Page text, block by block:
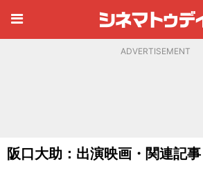
ADVERTISEMENT
阪口大助：出演映画・関連記事